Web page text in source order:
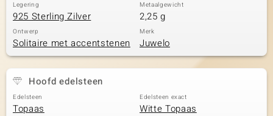
Legering
925 Sterling Zilver
Metaalgewicht
2,25 g
Ontwerp
Solitaire met accentstenen
Merk
Juwelo
Hoofd edelsteen
Edelsteen
Topaas
Edelsteen exact
Witte Topaas